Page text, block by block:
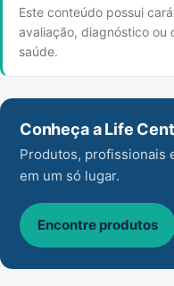
Este conteúdo possui
avaliação, diagnóstico ou
saúde.
Conheça a Life
Produtos, profissionais
em um só lugar.
Encontre produtos